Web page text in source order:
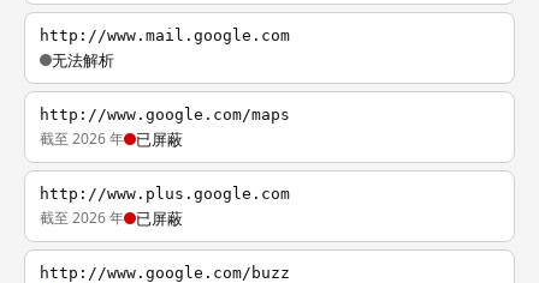
http://www.mail.google.com
无法解析
http://www.google.com/maps
截至 2026 年 已屏蔽
http://www.plus.google.com
截至 2026 年 已屏蔽
http://www.google.com/buzz